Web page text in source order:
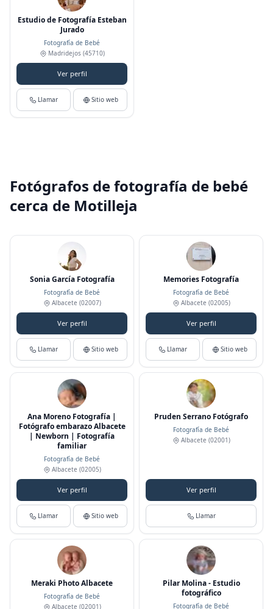
Estudio de Fotografía Esteban
Jurado
Fotografía de Bebé
Madridejos(45710)
Ver perfil
Llamar Sitio web
Fotógrafos de fotografía de bebé
cerca de Motilleja
Sonia García Fotografía
Fotografía de Bebé
Albacete (02007)
Ver perfil
Llamar Sitio web
Memories Fotografía
Fotografía de Bebé
Albacete (02005)
Ver perfil
Llamar Sitio web
Ana Moreno Fotografía |
Fotógrafo embarazo Albacete
| Newborn | Fotografía
familiar
Fotografía de Bebé
Albacete (02005)
Ver perfil
Llamar Sitio web
Pruden Serrano Fotógrafo
Fotografía de Bebé
Albacete (02001)
Ver perfil
Llamar
Meraki Photo Albacete
Fotografía de Bebé
Albacete (02001)
Pilar Molina - Estudio
fotográfico
Fotografía de Bebé